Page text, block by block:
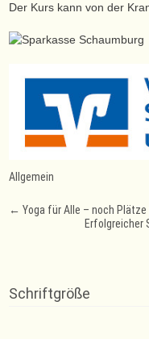
Der Kurs kann von der
Allgemein
Post
navigation
← Yoga für Alle – noch Plätze
Erfolgreicher
Schriftgröße